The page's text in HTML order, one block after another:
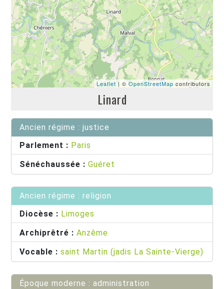
Leaflet | © OpenStreetMap contributors
Linard
Ancien régime : justice
Parlement : Paris
Sénéchaussée : Guéret
Ancien régime : religion
Diocèse : Limoges
Archiprêtré : Anzême
Vocable : saint Martin (jadis La Sainte-Vierge)
Époque moderne : administration